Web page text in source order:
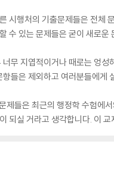
시행처의 기출문제들은 전체
수 있는 문제들은 굳이 새로
무 지엽적이거나 때로는 엉
들은 제외하고 여러분들에게
제들은 최근의 행정학 수험에
되실 거라고 생각합니다. 이